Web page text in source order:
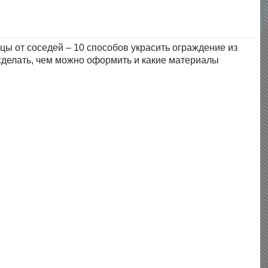
от соседей – 10 способов украсить ограждение из
чем можно оформить и какие материалы